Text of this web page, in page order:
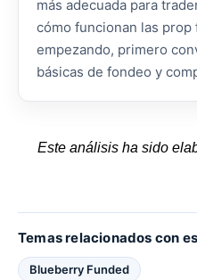
más adecuada para
cómo funcionan las prop
empezando, primero
básicas de fondeo y
Este análisis ha sido
Temas relacionados con
Blueberry Funded